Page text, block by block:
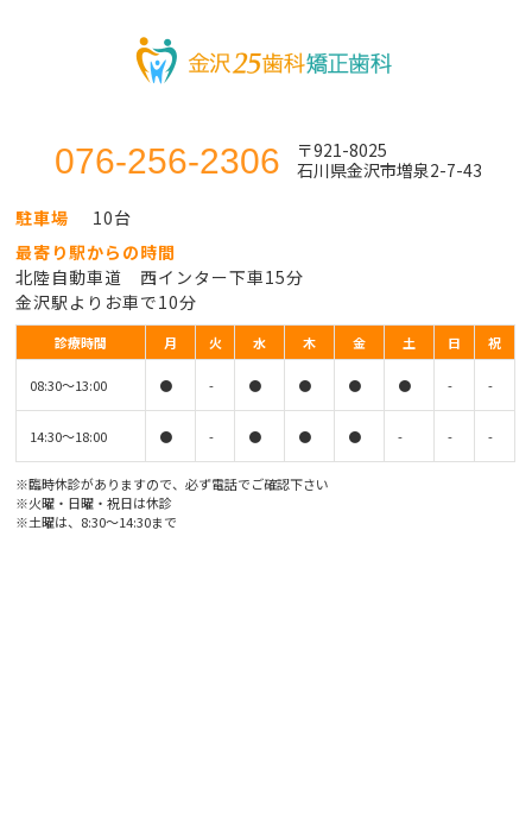
076-256-2306
〒921-8025
石川県金沢市増泉2-7-43
駐車場
10台
最寄り駅からの時間
北陸自動車道 西インター下車15分
金沢駅よりお車で10分
診療時間 月 火 水 木 金 土 日 祝
08:30〜13:00 ● - ● ● ● ● - -
14:30〜18:00 ● - ● ● ● - - -
※臨時休診がありますので、必ず電話でご確認下さい
※火曜・日曜・祝日は休診
※土曜は、8:30〜14:30まで